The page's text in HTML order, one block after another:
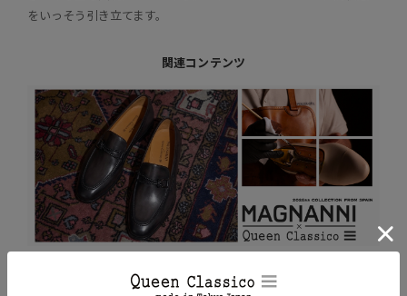
をいっそう引き立てます。
関連コンテンツ